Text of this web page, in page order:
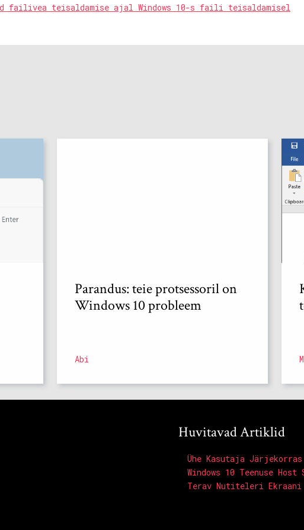
failivea teisaldamise ajal Windows 10-s faili teisaldamisel
Parandus: teie protsessoril on
Windows 10 probleem
Abi
Huvitavad Artiklid
Ühe Kasutaja Järjekorras
Windows 10 Teenuse
Terav Nutiteleri Ekraani